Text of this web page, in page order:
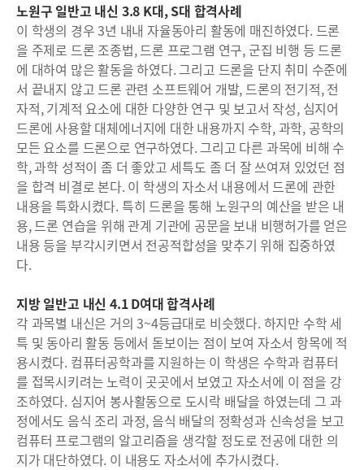
노원구 일반고 내신 3.8 K대, S대 합격사례
이 학생의 경우 3년 내내 자율동아리 활동에 매진하였다. 드론
을 주제로 드론 조종법, 드론 프로그램 연구, 군집 비행 등 드론
에 대하여 많은 활동을 하였다. 그리고 드론을 단지 취미 수준에
서 끝내지 않고 드론 관련 소프트웨어 개발, 드론의 전기적, 전
자적, 기계적 요소에 대한 다양한 연구 및 보고서 작성, 심지어
드론에 사용할 대체에너지에 대한 내용까지 수학, 과학, 공학의
모든 요소를 드론으로 연구하였다. 그리고 다른 과목에 비해 수
학, 과학 성적이 좀 더 좋았고 세특도 좀 더 잘 쓰여져 있었던 점
을 합격 비결로 본다. 이 학생의 자소서 내용에서 드론에 관한
내용을 특화시켰다. 특히 드론을 통해 노원구의 예산을 받은 내
용, 드론 연습을 위해 관계 기관에 공문을 보내 비행허가를 얻은
내용 등을 부각시키면서 전공적합성을 맞추기 위해 집중하였
다.
지방 일반고 내신 4.1 D여대 합격사례
각 과목별 내신은 거의 3~4등급대로 비슷했다. 하지만 수학 세
특 및 동아리 활동 등에서 돋보이는 점이 보여 자소서 항목에 적
용시켰다. 컴퓨터공학과를 지원하는 이 학생은 수학과 컴퓨터
를 접목시키려는 노력이 곳곳에서 보였고 자소서에 이 점을 강
조하였다. 심지어 봉사활동으로 도시락 배달을 하였는데 그 과
정에서도 음식 조리 과정, 음식 배달의 정확성과 신속성을 보고
컴퓨터 프로그램의 알고리즘을 생각할 정도로 전공에 대한 의
지가 대단하였다. 이 내용도 자소서에 추가시켰다.